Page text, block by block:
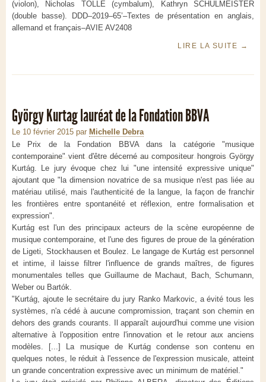
(violon), Nicholas TOLLE (cymbalum), Kathryn SCHULMEISTER
(double basse).
DDD–2019–65’–Textes de présentation en anglais,
allemand et français–AVIE AV2408
LIRE LA SUITE →
György Kurtag lauréat de la Fondation BBVA
Le 10 février 2015 par Michelle Debra
Le Prix de la Fondation
BBVA dans la catégorie "musique
contemporaine"vient d'être décerné aucompositeur hongrois György
Kurtág. Le jury évoque chez lui "une intensité expressive unique"
ajoutant que "l a dimension novatrice de sa musique n'est pas liée au
matériau utilisé, mais l'authenticité de la langue, la façon de franchir
les frontières entre spontanéité et réflexion, entre formalisation et
expression".
Kurtág est l'un des principaux acteurs de la scène européenne de
musique contemporaine, et l'une des figures de proue de la génération
de Ligeti, Stockhausen et Boulez. Le langage de Kurtág est personnel
et intime, il laisse filtrer l'influence de grands maîtres, defigures
monumentales telles que Guillaume de Machaut, Bach,Schumann,
Weber ou Bartók.
"Kurtág, ajoute le secrétaire du jury Ranko Markovic, aévité tous les
systèmes, n'a cédé à aucune compromission, traçant son chemin en
dehors des grands courants. Ilapparaît aujourd'hui comme une vision
alternative à l'opposition entre l'innovation etle retour auxanciens
modèles. [...]
La musique de Kurtág condense son contenuen
quelques notes, le réduit à l'essence de l'expression musicale, atteint
un grande concentration expressive avec un minimum de matériel."